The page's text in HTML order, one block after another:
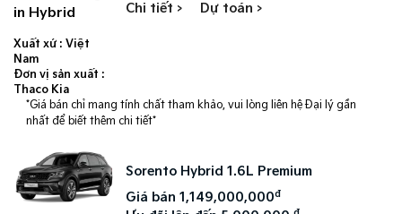
in Hybrid
Xuất xứ : Việt
Nam
Đơn vị sản xuất :
Thaco Kia
Chi tiết > Dự toán >
*Giá bán chỉ mang tính chất tham khảo, vui lòng liên hệ Đại lý gần
nhất để biết thêm chi tiết*
Sorento Hybrid 1.6L Premium
Giá bán 1,149,000,000đ